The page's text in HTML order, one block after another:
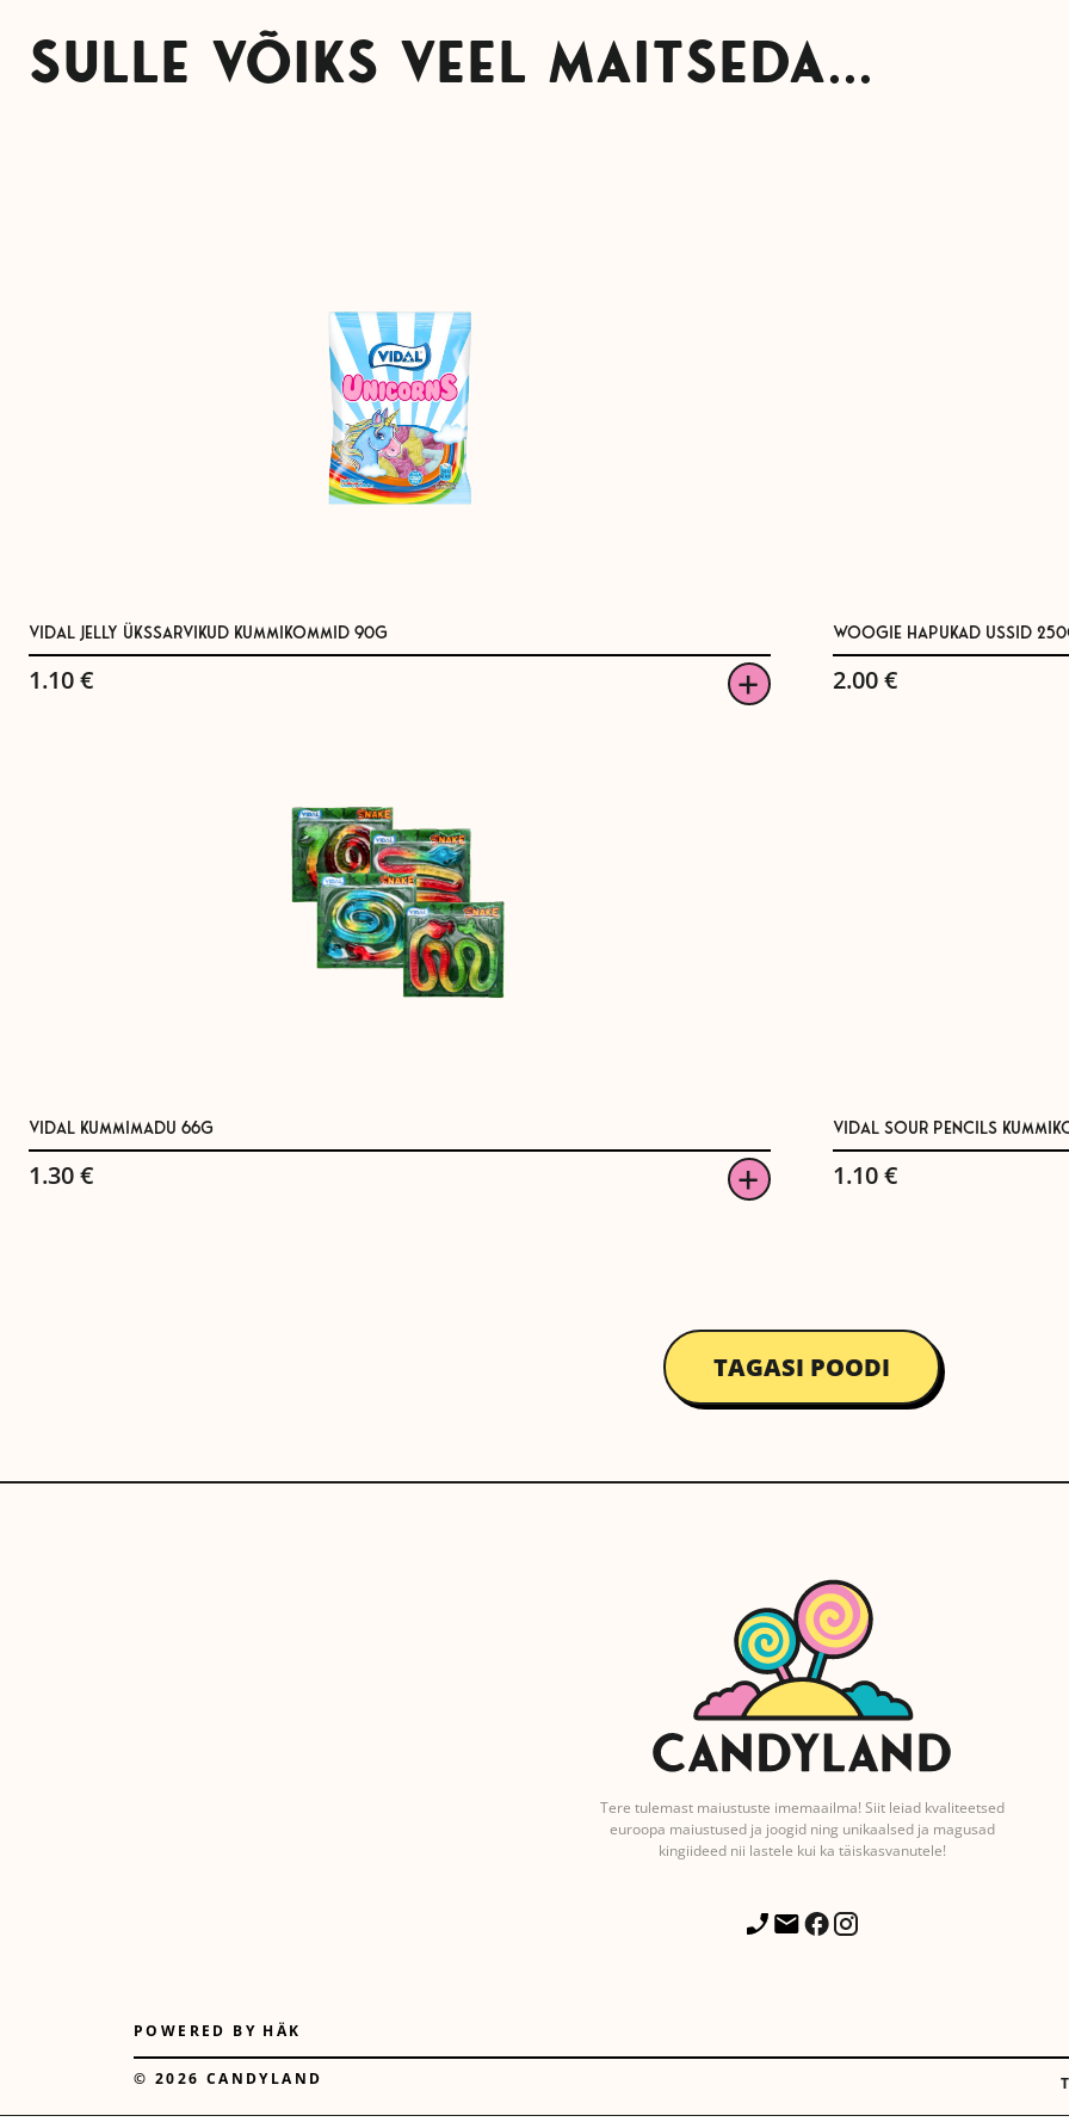
SULLE VÕIKS VEEL MAITSEDA...
VIDAL JELLY ÜKSSARVIKUD KUMMIKOMMID 90G
1.10€
WOOGIE HAPUKAD USSID
2.00€
VIDAL KUMMIMADU 66G
1.30€
VIDAL SOUR PENCILS
1.10€
TAGASI POODI
Tere tulemast maiustuste imemaailma! Siit leiad kvaliteetsed
euroopa maiustused ja joogid ning unikaalsed ja magusad
kingiideed nii lastele kui ka täiskasvanutele!
POWERED BY HÄK
© 2026 CANDYLAND